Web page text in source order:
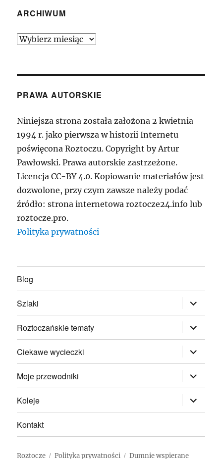
ARCHIWUM
Archiwum
PRAWA AUTORSKIE
Niniejsza strona została założona 2 kwietnia
1994 r. jako pierwsza w historii Internetu
poświęcona Roztoczu. Copyright by Artur
Pawłowski. Prawa autorskie zastrzeżone.
Licencja CC-BY 4.0. Kopiowanie materiałów jest
dozwolone, przy czym zawsze należy podać
źródło: strona internetowa roztocze24.info lub
roztocze.pro.
Polityka prywatności
Blog
Szlaki rozwiń
menu
potomne
Roztoczańskie tematy
rozwiń
menu
potomne
Ciekawe wycieczki
rozwiń
menu
potomne
Moje przewodniki
rozwiń
menu
potomne
Koleje
rozwiń
menu
potomne
Kontakt
Roztocze Polityka prywatności Dumnie wspierane